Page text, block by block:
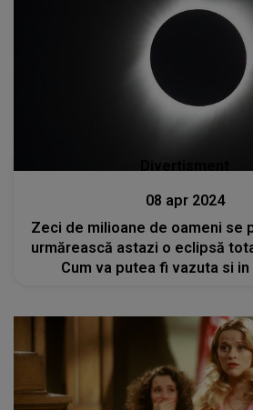
08 apr 2024
Zeci de milioane de oameni se
urmărească astazi o eclipsă
Cum va putea fi vazuta si in